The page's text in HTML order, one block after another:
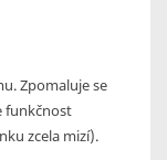
Zpomaluje se
funkčnost
zcela mizí).